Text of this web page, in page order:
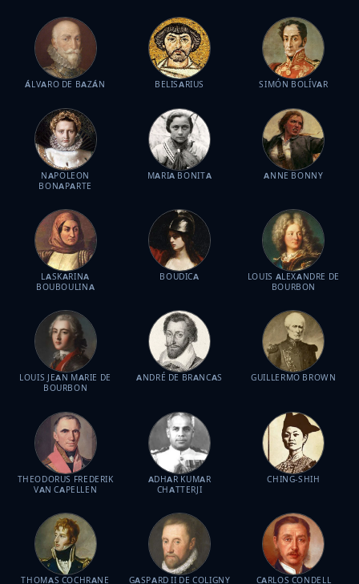
ÁLVARO DE BAZÁN BELISARIUS SIMÓN BOLÍVAR
NAPOLEON
BONAPARTE
MARIA BONITA ANNE BONNY
LASKARINA
BOUBOULINA
BOUDICA
LOUIS ALEXANDRE DE
BOURBON
LOUIS JEAN MARIE DE
BOURBON
ANDRÉ DE BRANCAS GUILLERMO BROWN
THEODORUS FREDERIK
VAN CAPELLEN
ADHAR KUMAR
CHATTERJI
CHING-SHIH
THOMAS COCHRANE GASPARD II DE COLIGNY CARLOS CONDELL